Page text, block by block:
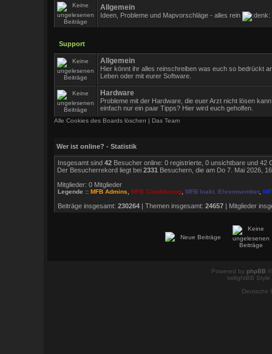
Allgemein
Ideen, Probleme und Mapvorschläge - alles rein
Support
Allgemein
Hier könnt ihr alles reinschreiben was euch so bedrückt
Leben oder mit eurer Software.
Hardware
Probleme mit der Hardware, die euer Arzt nicht lösen
einfach nur ein paar Tipps? Hier wird euch geholfen.
Alle Cookies des Boards löschen | Das Team
Wer ist online? - Statistik
Insgesamt sind 42 Besucher online: 0 registrierte, 0 unsichtbare und
Der Besucherrekord liegt bei 2331 Besuchern, die am Do 7. Mai 2026,
Mitglieder: 0 Mitglieder
Legende :: MFB Admins MFB Clanführung MFB Inakt. Ehrenmember,
Beiträge insgesamt: 230264 | Themen insgesamt: 24657 | Mitglieder
Neue Beiträge
Powered by phpBB
twilightBB
Deutsche